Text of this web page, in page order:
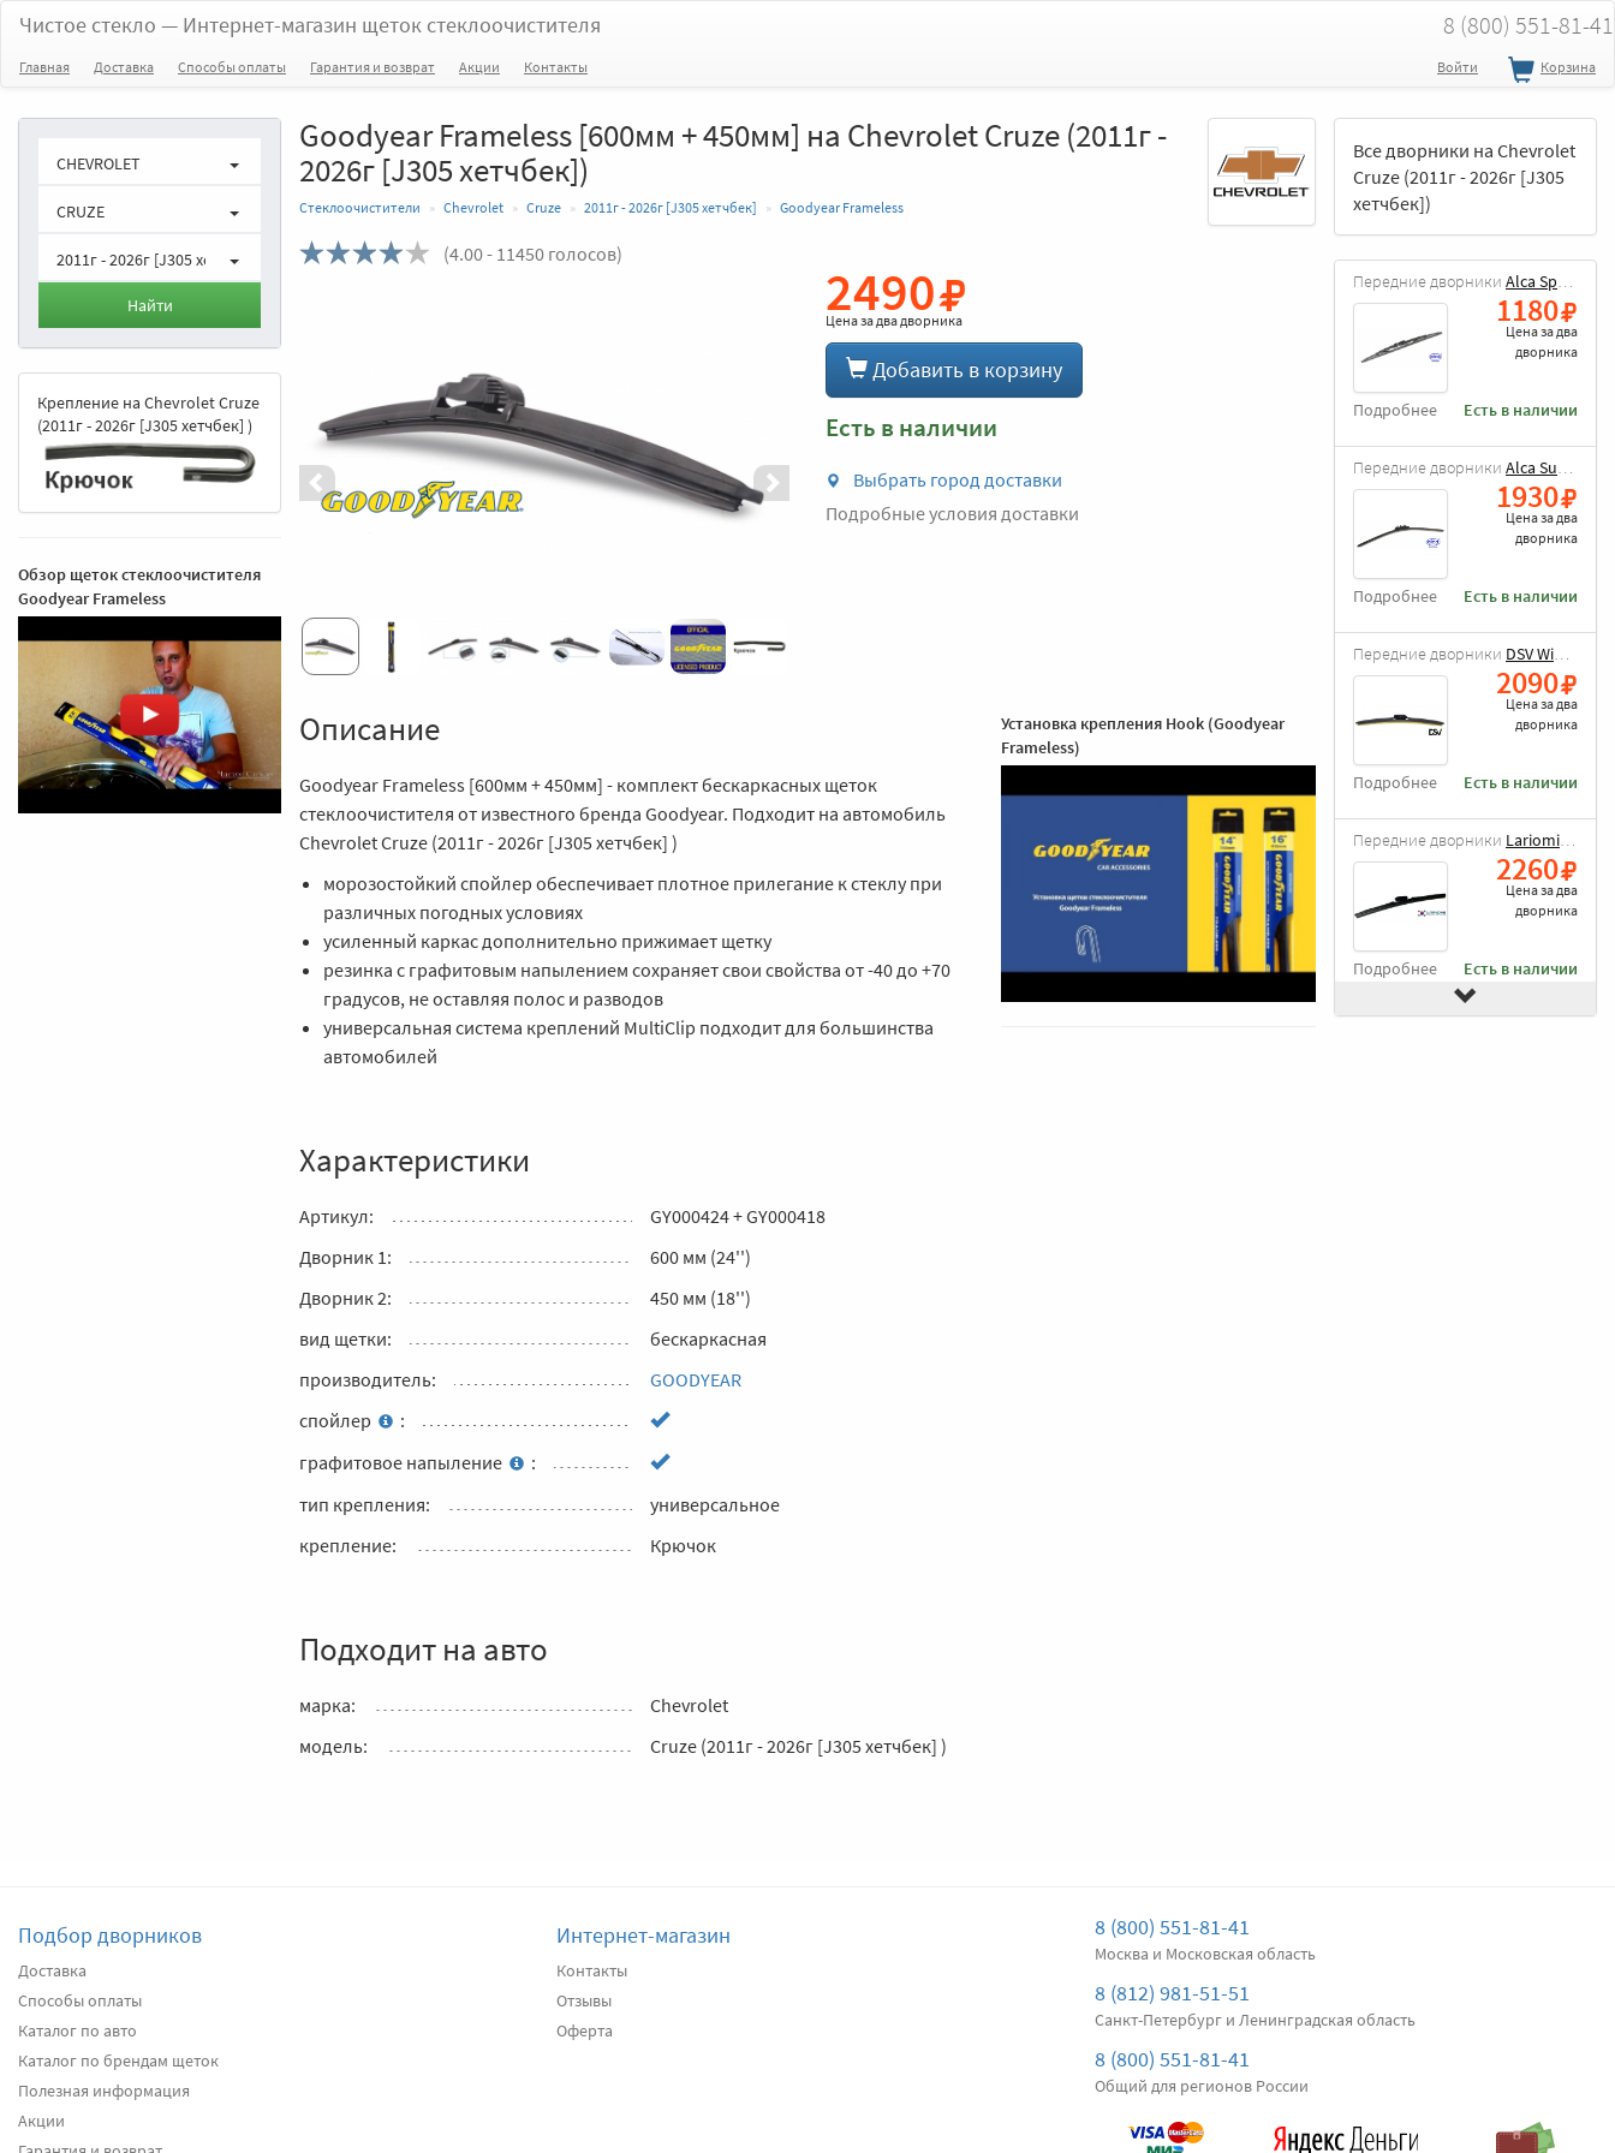
Чистое стекло — Интернет-магазин щеток стеклоочистителя 8 (800) 551-81-41
Главная Доставка Способы оплаты Гарантия и возврат Акции Контакты Войти Корзина
Goodyear Frameless [600мм + 450мм] на Chevrolet Cruze (2011г -
2026г [J305 хетчбек])
Стеклоочистители Chevrolet Cruze 2011г - 2026г [J305 хетчбек] Goodyear Frameless
(4.00- 11450 голосов)
Вперед2490
Цена задва дворника
Добавить в корзину
Есть в наличии
Выбрать город доставки
Подробные условия доставки
Установка крепления Hook (Goodyear
Frameless)
Описание
Goodyear Frameless [600мм + 450мм] - комплект бескаркасных щеток
стеклоочистителя от известного бренда Goodyear. Подходит на автомобиль
Chevrolet Cruze (2011г - 2026г [J305 хетчбек] )
морозостойкий спойлер обеспечивает плотное прилегание к стеклу при
различных погодных условиях
усиленный каркас дополнительно прижимает щетку
резинка с графитовым напылением сохраняет свои свойства от -40 до +70
градусов, не оставляя полос и разводов
универсальная система креплений MultiClip подходит для большинства
автомобилей
Характеристики
Артикул:
GY000424 + GY000418
Дворник 1:
600 мм (24'')
Дворник 2:
450 мм (18'')
вид щетки:
бескаркасная
производитель:
GOODYEAR
спойлер
:
графитовое напыление
:
тип крепления:
универсальное
крепление:
Крючок
Подходит на авто
марка:
Chevrolet
модель:
Cruze (2011г - 2026г [J305 хетчбек] )
CHEVROLET
CRUZE
2011г - 2026г [J305 хетчбек]
Найти
Крепление на Chevrolet Cruze
(2011г - 2026г [J305 хетчбек] )
Обзор щеток стеклоочистителя
Goodyear Frameless
Все дворники на Chevrolet
Cruze (2011г - 2026г [J305
хетчбек])
Передние дворники Alca Special
1180
Цена задва
дворника
Есть в наличии
Подробнее
Передние дворники Alca Super Flat
1930
Цена задва
дворника
Есть в наличии
Подробнее
Передние дворники DSV Wiper Blade
2090
Цена задва
дворника
Есть в наличии
Подробнее
Передние дворники Lariomi Hybrid
2260
Цена задва
дворника
Есть в наличии
Подробнее
Подбор дворников
Доставка
Способы оплаты
Каталог по авто
Каталог по брендам щеток
Полезная информация
Акции
Интернет-магазин
Контакты
Отзывы
Оферта
8 (800) 551-81-41
Москва и Московская область
8 (812) 981-51-51
Санкт-Петербург и Ленинградская область
8 (800) 551-81-41
Общий для регионов России